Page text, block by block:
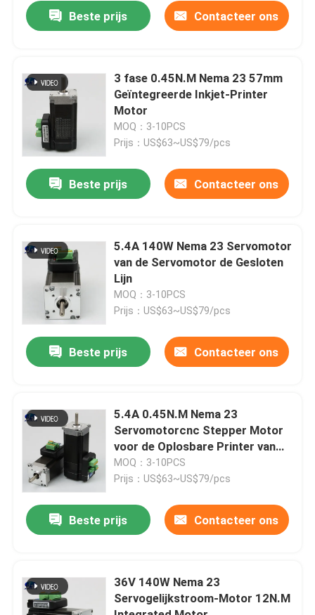
Producten
Ongeveer ons
Fabrieksreis
Contacteer ons
Verzoek om een Citaat
met een ingebouwde stapsservo-motor
Brushless gelijkstroom-Motor
Beste prijs Contacteer ons
3 fase 0.45N.M Nema 23 57mm
Geïntegreerde Inkjet-Printer
Motor
MOQ：3-10PCS
Prijs：US$63~US$79/pcs
Beste prijs Contacteer ons
5.4A 140W Nema 23 Servomotor
van de Servomotor de Gesloten
Lijn
MOQ：3-10PCS
Prijs：US$63~US$79/pcs
Beste prijs Contacteer ons
5.4A 0.45N.M Nema 23
Servomotorcnc Stepper Motor
voor de Oplosbare Printer van
Eco
MOQ：3-10PCS
Prijs：US$63~US$79/pcs
Beste prijs Contacteer ons
36V 140W Nema 23
Servogelijkstroom-Motor 12N.M